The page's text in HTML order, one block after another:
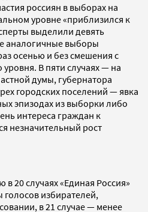
россиян в выборах на
уровне «приблизился к
выделили девять
аналогичные выборы
осенью и без смешения с
В пяти случаях — на
думы, губернатора
городских поселений — явка
эпизодах из выборки либо
интереса граждан к
незначительный рост
20 случаях «Единая Россия»
избирателей,
в 21 случае — менее